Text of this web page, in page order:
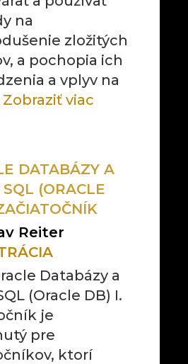
na
zložitých
a pochopia ich
a vplyv na
Zobraziť viac
DATABÁZY A
(ORACLE
Reiter
Databázy a
(Oracle DB) I.
je
pre
ktorí